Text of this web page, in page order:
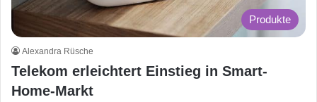
Produkte
Alexandra Rüsche
Telekom erleichtert Einstieg in Smart-
Home-Markt